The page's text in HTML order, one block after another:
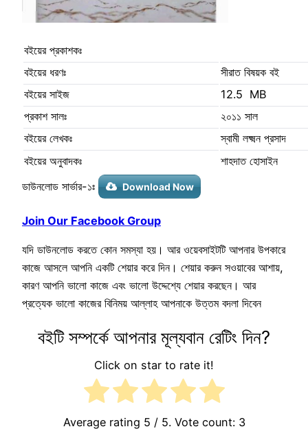
বইয়ের প্রকাশকঃ
বইয়ের ধরণঃ
সীরাত বিষয়ক বই
বইয়ের সাইজ
12.5 MB
প্রকাশ সালঃ
২০১১ সাল
বইয়ের লেখকঃ
স্বামী লক্ষ্মন প্রসাদ
বইয়ের অনুবাদকঃ
শাহদাত হোসাইন
ডাউনলোড সার্ভার-১ঃ
Download Now
Join Our Facebook Group
যদি ডাউনলোড করতে কোন সমস্যা হয়। আর ওয়েবসাইটটি আপনার উপকারে
কাজে আসলে আপনি একটি শেয়ার করে দিন। শেয়ার করুন সওয়াবের আশায়,
কারণ আপনি ভালো কাজে এবং ভালো উদ্দেশ্যে শেয়ার করছেন। আর
প্রত্যেক ভালো কাজের বিনিময় আল্লাহ আপনাকে উত্তম বদলা দিবেন
বইটি সম্পর্কে আপনার মূল্যবান রেটিং দিন?
Click on star to rate it!
Average rating 5 / 5. Vote count: 3